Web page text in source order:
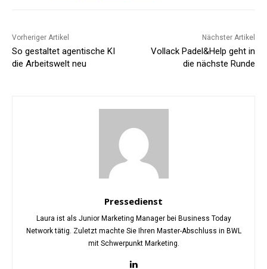
Vorheriger Artikel
So gestaltet agentische KI
die Arbeitswelt neu
Nächster Artikel
Vollack Padel&Help geht in
die nächste Runde
Pressedienst
Laura ist als Junior Marketing Manager bei Business Today
Network tätig. Zuletzt machte Sie Ihren Master-Abschluss in BWL
mit Schwerpunkt Marketing.